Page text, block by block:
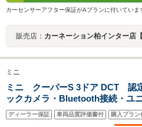
カーセンサーアフター保証がAプランに付いていま
販売店： カーネーション柏インター店
ミニ
ミニ クーパーS 3ドア DCT 認
ックカメラ・Bluetooth接続・ユ
ンプ・オットマン・オートワイパ
ップ・クルーズコントロール
ディーラー保証 車両品質評価書付 購入プラン